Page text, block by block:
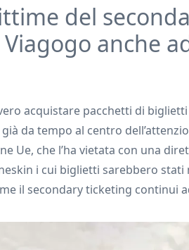
del
anche
acquistare pacchetti di
da tempo al centro
Ue, che l’ha vietata con una
i cui biglietti sarebbero stati
il secondary ticketing continui